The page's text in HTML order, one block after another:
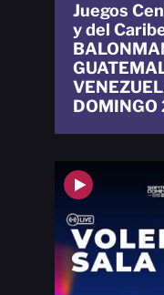
Juegos
y del